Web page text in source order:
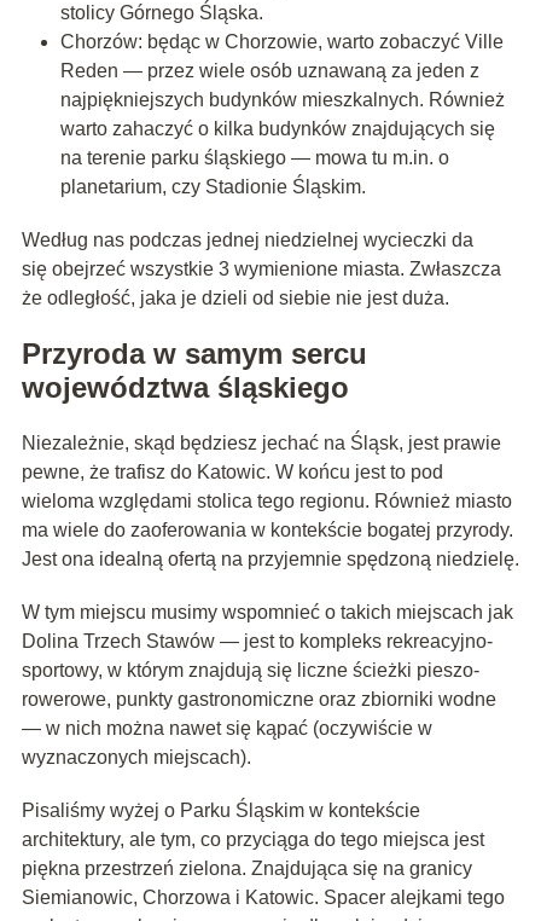
stolicy Górnego Śląska.
Chorzów: będąc w Chorzowie, warto zobaczyć Ville
Reden — przez wiele osób uznawaną za jeden z
najpiękniejszych budynków mieszkalnych. Również
warto zahaczyć o kilka budynków znajdujących się
na terenie parku śląskiego — mowa tu m.in. o
planetarium, czy Stadionie Śląskim.
Według nas podczas jednej niedzielnej wycieczki da
się obejrzeć wszystkie 3 wymienione miasta. Zwłaszcza
że odległość, jaka je dzieli od siebie nie jest duża.
Przyroda w samym sercu
województwa śląskiego
Niezależnie, skąd będziesz jechać na Śląsk, jest prawie
pewne, że trafisz do Katowic. W końcu jest to pod
wieloma względami stolica tego regionu. Również miasto
ma wiele do zaoferowania w kontekście bogatej przyrody.
Jest ona idealną ofertą na przyjemnie spędzoną niedzielę.
W tym miejscu musimy wspomnieć o takich miejscach jak
Dolina Trzech Stawów — jest to kompleks rekreacyjno-
sportowy, w którym znajdują się liczne ścieżki pieszo-
rowerowe, punkty gastronomiczne oraz zbiorniki wodne
— w nich można nawet się kąpać (oczywiście w
wyznaczonych miejscach).
Pisaliśmy wyżej o Parku Śląskim w kontekście
architektury, ale tym, co przyciąga do tego miejsca jest
piękna przestrzeń zielona. Znajdująca się na granicy
Siemianowic, Chorzowa i Katowic. Spacer alejkami tego